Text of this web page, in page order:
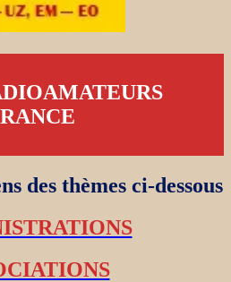
des thèmes ci-dessous